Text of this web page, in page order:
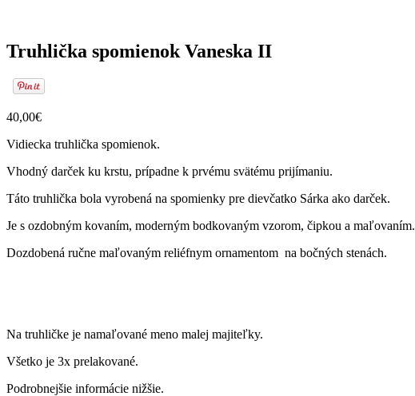
Truhlička spomienok Vaneska II
40,00€
Vidiecka truhlička spomienok.
Vhodný darček ku krstu, prípadne k prvému svätému prijímaniu.
Táto truhlička bola vyrobená na spomienky pre dievčatko Sárka ako darček.
Je s ozdobným kovaním, moderným bodkovaným vzorom, čipkou a maľovaním.
Dozdobená ručne maľovaným reliéfnym ornamentom na bočných stenách.
Na truhličke je namaľované meno malej majiteľky.
Všetko je 3x prelakované.
Podrobnejšie informácie nižšie.